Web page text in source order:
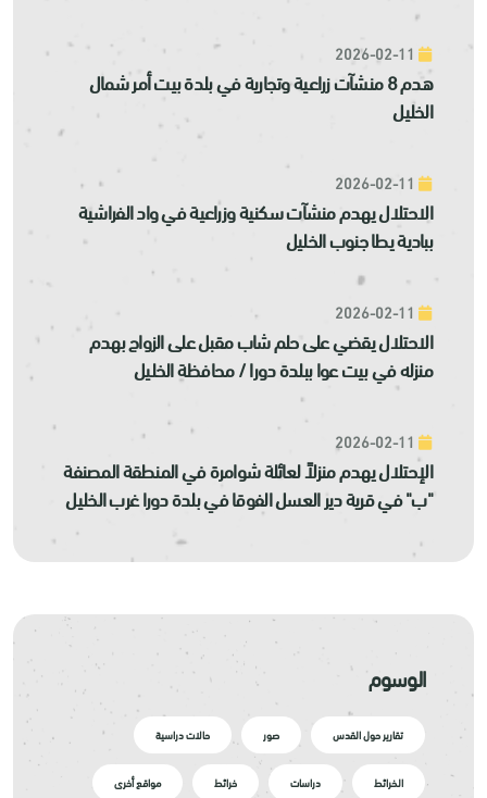
هدم 8 منشآت زراعية وتجارية في بلدة بيت أمر شمال
الخليل
الاحتلال يهدم منشآت سكنية وزراعية في واد الفراشية
ببادية يطا جنوب الخليل
الاحتلال يقضي على حلم شاب مقبل على الزواج بهدم
منزله في بيت عوا ببلدة دورا / محافظة الخليل
الإحتلال يهدم منزلاً لعائلة شوامرة في المنطقة المصنفة
"ب" في قرية دير العسل الفوقا في بلدة دورا غرب الخليل
الوسوم
تقارير حول القدس صور حالات دراسية
الخرائط دراسات خرائط مواقع أخرى